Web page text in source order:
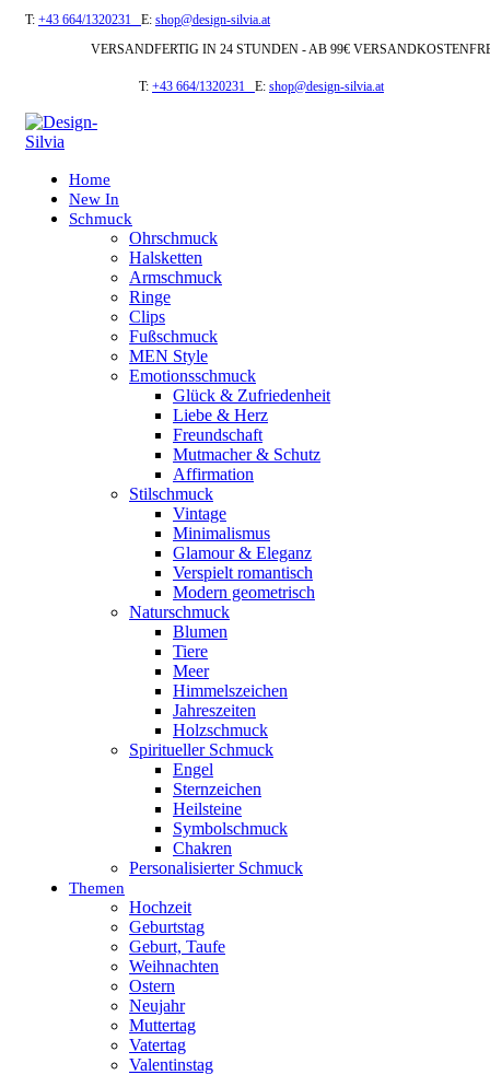
T: +43 664/1320231 E: shop@design-silvia.at
VERSANDFERTIG IN 24 STUNDEN - AB 99€
T: +43 664/1320231 E: shop@design-silvia.at
Home
New In
Schmuck
Ohrschmuck
Halsketten
Armschmuck
Ringe
Clips
Fußschmuck
MEN Style
Emotionsschmuck
Glück & Zufriedenheit
Liebe & Herz
Freundschaft
Mutmacher & Schutz
Affirmation
Stilschmuck
Vintage
Minimalismus
Glamour & Eleganz
Verspielt romantisch
Modern geometrisch
Naturschmuck
Blumen
Tiere
Meer
Himmelszeichen
Jahreszeiten
Holzschmuck
Spiritueller Schmuck
Engel
Sternzeichen
Heilsteine
Symbolschmuck
Chakren
Personalisierter Schmuck
Themen
Hochzeit
Geburtstag
Geburt, Taufe
Weihnachten
Ostern
Neujahr
Muttertag
Vatertag
Valentinstag